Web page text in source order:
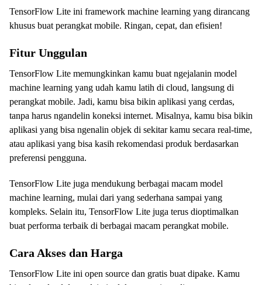
TensorFlow Lite ini framework machine learning yang dirancang
khusus buat perangkat mobile. Ringan, cepat, dan efisien!
Fitur Unggulan
TensorFlow Lite memungkinkan kamu buat ngejalanin model
machine learning yang udah kamu latih di cloud, langsung di
perangkat mobile. Jadi, kamu bisa bikin aplikasi yang cerdas,
tanpa harus ngandelin koneksi internet. Misalnya, kamu bisa bikin
aplikasi yang bisa ngenalin objek di sekitar kamu secara real-time,
atau aplikasi yang bisa kasih rekomendasi produk berdasarkan
preferensi pengguna.
TensorFlow Lite juga mendukung berbagai macam model
machine learning, mulai dari yang sederhana sampai yang
kompleks. Selain itu, TensorFlow Lite juga terus dioptimalkan
buat performa terbaik di berbagai macam perangkat mobile.
Cara Akses dan Harga
TensorFlow Lite ini open source dan gratis buat dipake. Kamu